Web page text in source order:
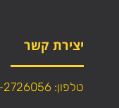
יצירת קשר
טלפון: 073-2726056